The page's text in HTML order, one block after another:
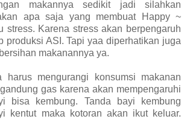
makannya sedikit jadi silahkan
apa saja yang membuat Happy ~
stress. Karena stress akan berpengaruh
produksi ASI. Tapi yaa diperhatikan juga
makanannya ya.
mengurangi konsumsi makanan
gas karena akan mempengaruhi
bisa kembung. Tanda bayi kembung
kentut maka kotoran akan ikut keluar.